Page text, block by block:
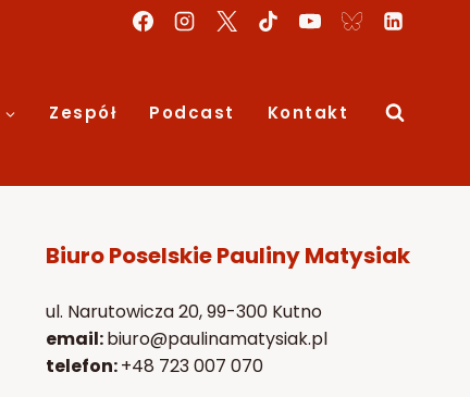
Zespół Podcast Kontakt
Biuro Poselskie Pauliny Matysiak
ul. Narutowicza 20, 99-300 Kutno
email:biuro@paulinamatysiak.pl
telefon:+48 723 007 070